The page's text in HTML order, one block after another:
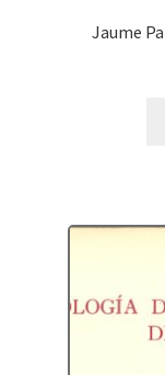
Jaume